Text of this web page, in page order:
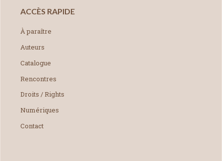
ACCÈS RAPIDE
À paraître
Auteurs
Catalogue
Rencontres
Droits / Rights
Numériques
Contact